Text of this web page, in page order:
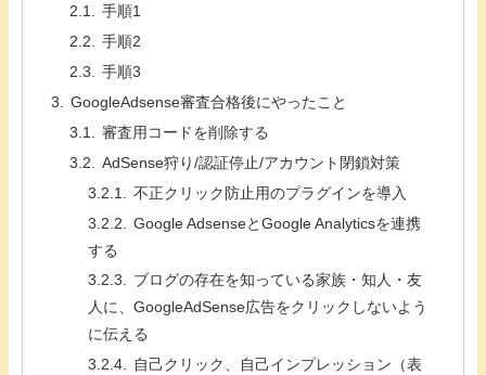
手順1
手順2
手順3
GoogleAdsense審査合格後にやったこと
審査用コードを削除する
AdSense狩り/認証停止/アカウント閉鎖対策
不正クリック防止用のプラグインを導入
Google AdsenseとGoogle Analyticsを連携
する
ブログの存在を知っている家族・知人・友
人に、GoogleAdSense広告をクリックしないよう
に伝える
自己クリック、自己インプレッション（表